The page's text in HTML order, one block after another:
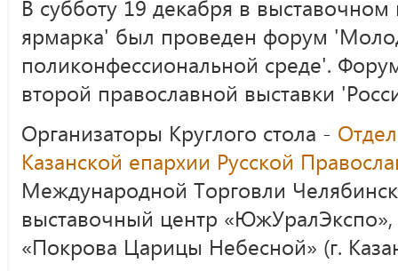
В субботу 19 декабря в выставочном
ярмарка' был проведен форум
поликонфессиональной среде'.
второй православной выставки
Организаторы Круглого стола -
Казанской епархии Русской
Международной Торговли
выставочный центр
«Покрова Царицы Небесной» (г.